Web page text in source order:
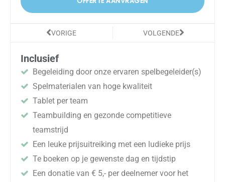
Vorige
VORIGE VOLGENDEVolgende
Inclusief
Begeleiding door onze ervaren spelbegeleider(s)
Spelmaterialen van hoge kwaliteit
Tablet per team
Teambuilding en gezonde competitieve
teamstrijd
Een leuke prijsuitreiking met een ludieke prijs
Te boeken op je gewenste dag en tijdstip
Een donatie van € 5,- per deelnemer voor het